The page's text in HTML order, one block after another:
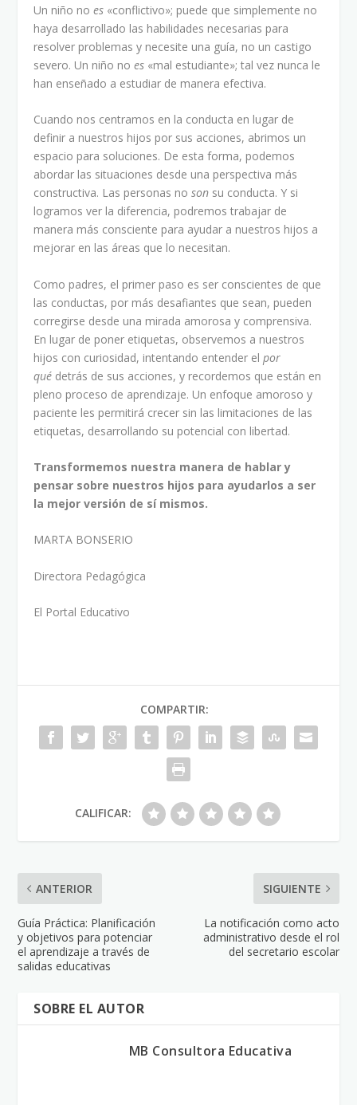
Un niño noes «conflictivo»; puede que simplemente no
haya desarrollado las habilidades necesarias para
resolver problemas y necesite una guía, no un castigo
severo. Un niño noes «mal estudiante»; tal vez nunca le
han enseñado a estudiar de manera efectiva.
Cuando nos centramos en la conducta en lugar de
definir a nuestros hijos por sus acciones, abrimos un
espacio para soluciones. De esta forma, podemos
abordar las situaciones desde una perspectiva más
constructiva. Las personas noson su conducta. Y si
logramos ver la diferencia, podremos trabajar de
manera más consciente para ayudar a nuestros hijos a
mejorar en las áreas que lo necesitan.
Como padres, el primer paso es ser conscientes de que
las conductas, por más desafiantes que sean, pueden
corregirse desde una mirada amorosa y comprensiva.
En lugar de poner etiquetas, observemos a nuestros
hijos con curiosidad, intentando entender elpor
qué detrás de sus acciones, y recordemos que están en
pleno proceso de aprendizaje. Un enfoque amoroso y
paciente les permitirá crecer sin las limitaciones de las
etiquetas, desarrollando su potencial con libertad.
Transformemos nuestra manera de hablar y
pensar sobre nuestros hijos para ayudarlos a ser
la mejor versión de sí mismos.
MARTA BONSERIO
Directora Pedagógica
El Portal Educativo
COMPARTIR:
CALIFICAR:
ANTERIOR
Guía Práctica: Planificación
y objetivos para potenciar
el aprendizaje a través de
salidas educativas
SIGUIENTE
La notificación como acto
administrativo desde el rol
del secretario escolar
SOBRE EL AUTOR
MB Consultora Educativa